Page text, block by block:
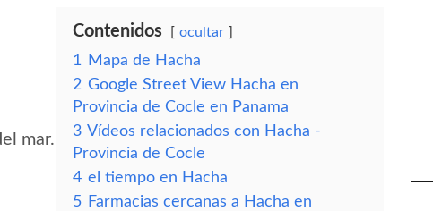
mar.
Contenidos ocultar
1
Mapa de Hacha
2 Google Street View Hacha en
Provincia de Cocle en Panama
3 Vídeos relacionados con Hacha -
Provincia de Cocle
4 el tiempo en Hacha
5 Farmacias cercanas a Hacha en